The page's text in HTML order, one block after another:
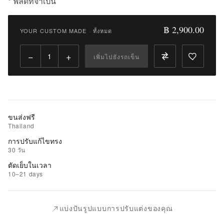
฿
Qty:
ไป
รถ
เข็น
รายการ
ที่
ชอบ
YOUR CUSTOM MADE · ทั้งหมด ฿ 2,900.00
− + เพิ่มไปยังรถเข็น
ขนส่งฟรี
Thailand
การปรับแก้ไขทรง
30 วัน
ตัดเย็บในเวลา
10–21 days
แบ่งปันรูปแบบการปรับแต่งของคุณ